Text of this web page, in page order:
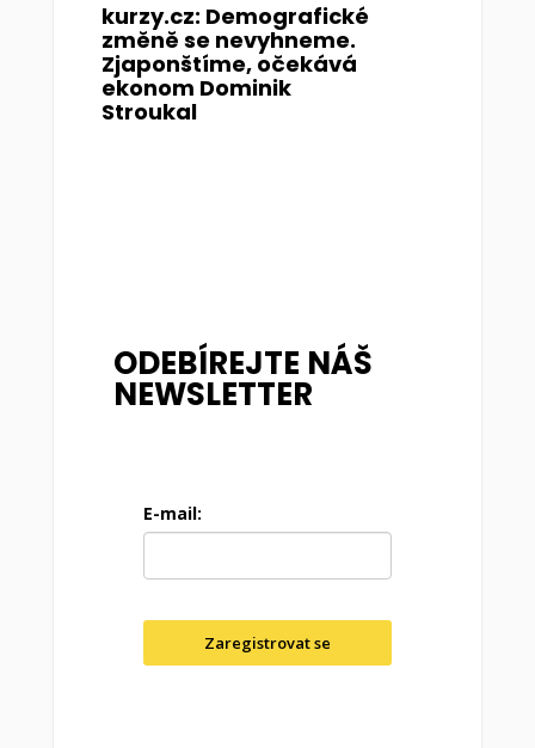
kurzy.cz: Demografické
změně se nevyhneme.
Zjaponštíme, očekává
ekonom Dominik
Stroukal
ODEBÍREJTE NÁŠ
NEWSLETTER
E-mail:
Zaregistrovat se